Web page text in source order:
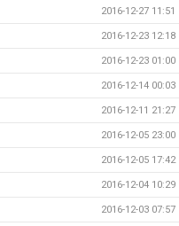
2016-12-27 11:51
2016-12-23 12:18
2016-12-23 01:00
2016-12-14 00:03
2016-12-11 21:27
2016-12-05 23:00
2016-12-05 17:42
2016-12-04 10:29
2016-12-03 07:57